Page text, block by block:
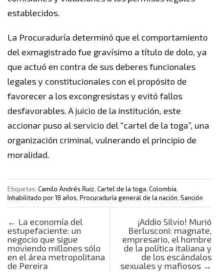
establecidos.
La Procuraduría determinó que el comportamiento
del exmagistrado fue gravísimo a título de dolo, ya
que actuó en contra de sus deberes funcionales
legales y constitucionales con el propósito de
favorecer a los excongresistas y evitó fallos
desfavorables. A juicio de la institución, este
accionar puso al servicio del “cartel de la toga”, una
organización criminal, vulnerando el principio de
moralidad.
Etiquetas: Camilo Andrés Ruiz, Cartel de la toga, Colombia,
Inhabilitado por 18 años, Procuraduría general de la nación, Sanción
Post navigation
← La economía del
estupefaciente: un
negocio que sigue
moviendo millones sólo
en el área metropolitana
de Pereira
¡Addio Silvio! Murió
Berlusconi: magnate,
empresario, el hombre
de la política italiana y
de los escándalos
sexuales y mafiosos →